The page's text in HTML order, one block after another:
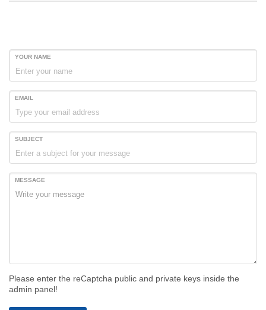
YOUR NAME
EMAIL
SUBJECT
MESSAGE
Please enter the reCaptcha public and private keys inside the
admin panel!